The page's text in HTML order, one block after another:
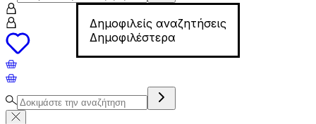
Δημοφιλείς αναζητήσεις
Δημοφιλέστερα